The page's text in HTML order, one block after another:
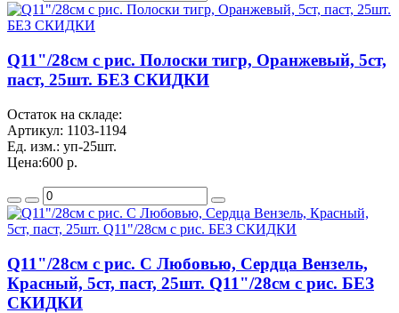
Q11"/28см с рис. Полоски тигр, Оранжевый, 5ст,
паст, 25шт. БЕЗ СКИДКИ
Остаток на складе:
Артикул: 1103-1194
Ед. изм.: уп-25шт.
Цена:600 р.
Q11"/28см с рис. С Любовью, Сердца Вензель,
Красный, 5ст, паст, 25шт. Q11"/28см с рис. БЕЗ
СКИДКИ